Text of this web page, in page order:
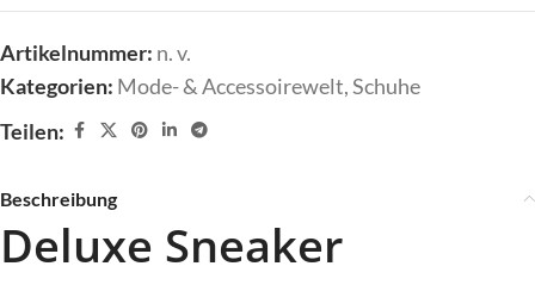
Artikelnummer: n. v.
Kategorien: Mode- & Accessoirewelt,Schuhe
Teilen:
Beschreibung
Deluxe Sneaker